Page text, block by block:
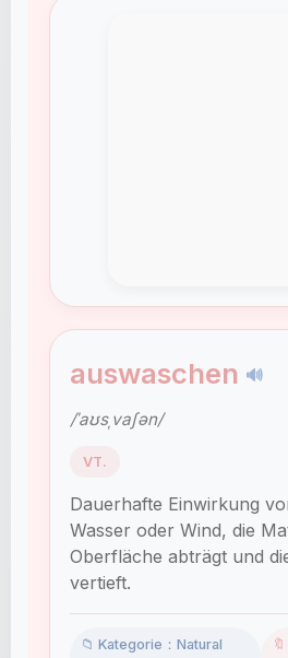
auswaschen 🔊
/ˈaʊsˌvaʃən/
VT.
Dauerhafte Einwirkung
Wasser oder Wind, die
Oberfläche abträgt und
vertieft.
📁 Kategorie：Natural